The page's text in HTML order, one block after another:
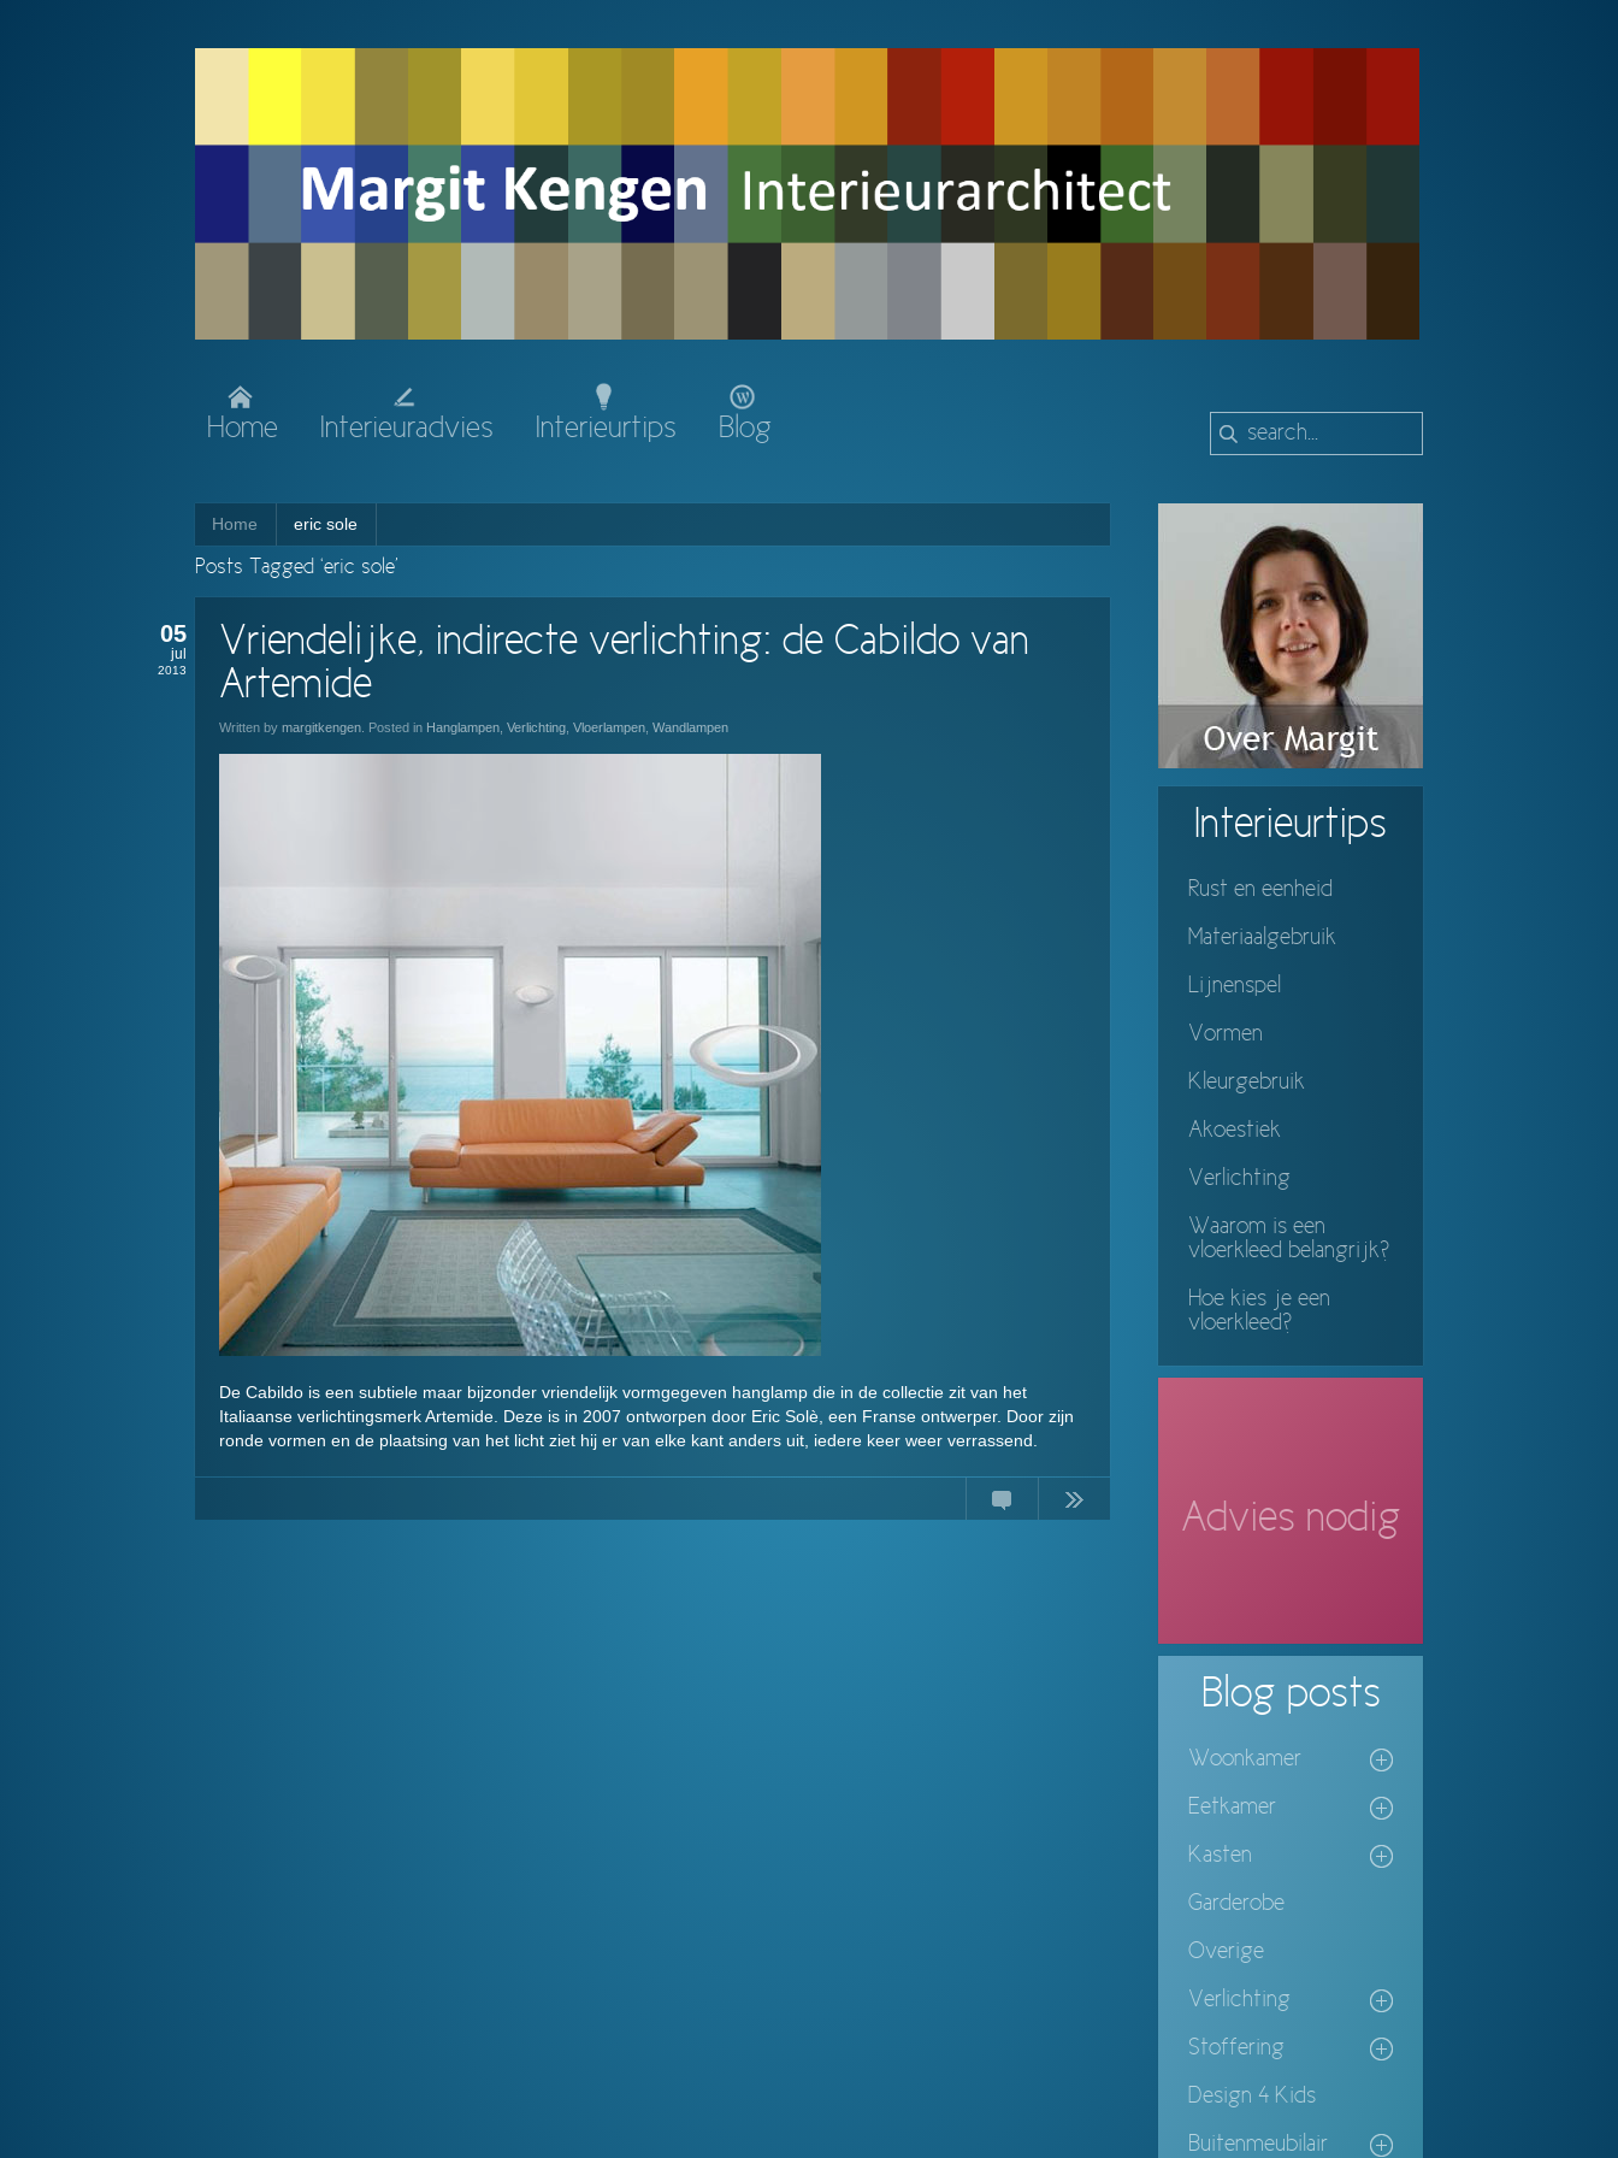
Home Interieuradvies Interieurtips Blog
Home eric sole
Posts Tagged ‘eric sole’
05
jul
2013
Vriendelijke, indirecte verlichting: de Cabildo van
Artemide
Written by margitkengen . Posted in Hanglampen Verlichting Vloerlampen Wandlampen
De Cabildo is een subtiele maar bijzonder vriendelijk vormgegeven hanglamp die in de collectie zit van het
Italiaanse verlichtingsmerk Artemide. Deze is in 2007 ontworpen door Eric Solè, een Franse ontwerper. Door zijn
ronde vormen en de plaatsing van het licht ziet hij er van elke kant anders uit, iedere keer weer verrassend.
Continue
Interieurtips
Rust en eenheid
Materiaalgebruik
Lijnenspel
Vormen
Kleurgebruik
Akoestiek
Verlichting
Waarom is een
vloerkleed belangrijk?
Hoe kies je een
vloerkleed?
Advies nodig
Blog posts
Woonkamer
Eetkamer
Kasten
Garderobe
Overige
Verlichting
Stoffering
Design 4 Kids
Buitenmeubilair